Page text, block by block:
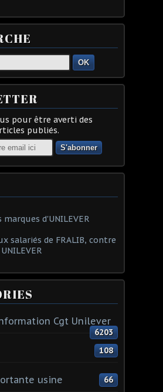
OK
pour être averti des
publiés.
d'UNILEVER
salariés de FRALIB, contre
Cgt Unilever
6203
108
usine 66